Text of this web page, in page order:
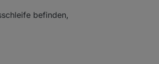
befinden,